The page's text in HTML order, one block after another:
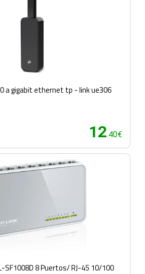
a gigabit ethernet tp - link ue306
12.40€
SF1008D 8 Puertos/ RJ-45 10/100